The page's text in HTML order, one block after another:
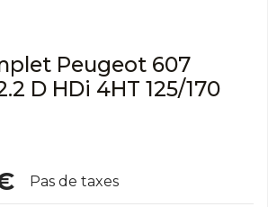
Peugeot 607
D HDi 4HT 125/170
Pas de taxes